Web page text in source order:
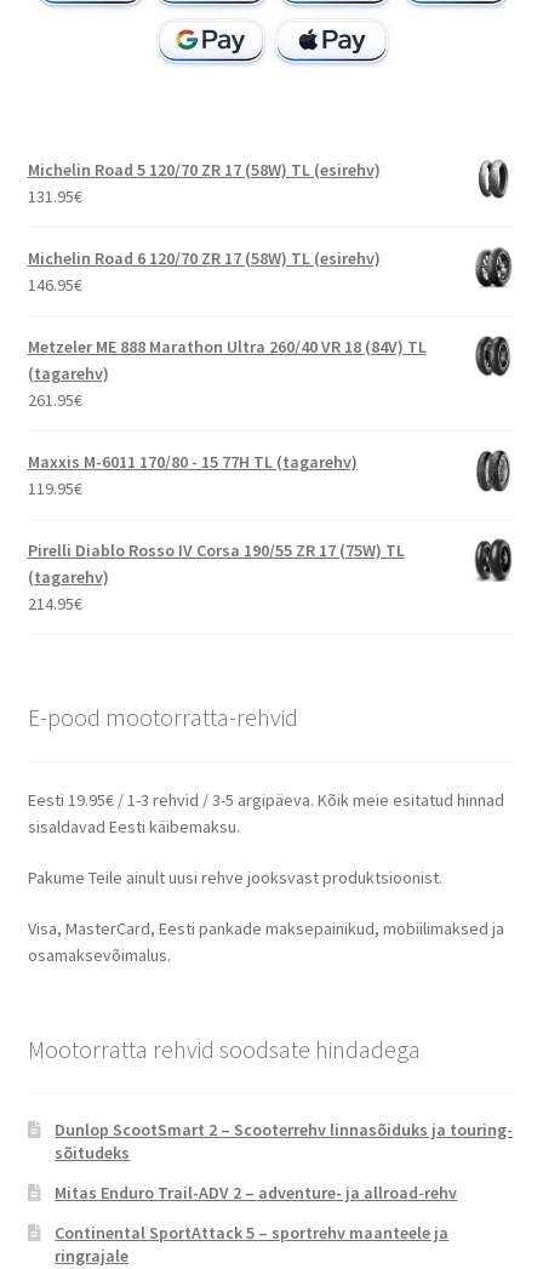
Michelin Road 5 120/70 ZR 17 (58W) TL (esirehv)
131.95€
Michelin Road 6 120/70 ZR 17 (58W) TL (esirehv)
146.95€
Metzeler ME 888 Marathon Ultra 260/40 VR 18 (84V) TL
(tagarehv)
261.95€
Maxxis M-6011 170/80 - 15 77H TL (tagarehv)
119.95€
Pirelli Diablo Rosso IV Corsa 190/55 ZR 17 (75W) TL
(tagarehv)
214.95€
E-pood mootorratta-rehvid
Eesti 19.95€ / 1-3 rehvid / 3-5 argipäeva. Kõik meie esitatud hinnad
sisaldavad Eesti käibemaksu.
Pakume Teile ainult uusi rehve jooksvast produktsioonist.
Visa, MasterCard, Eesti pankade maksepainikud, mobiilimaksed ja
osamaksevõimalus.
Mootorratta rehvid soodsate hindadega
Dunlop ScootSmart 2 – Scooterrehv linnasõiduks ja touring-
sõitudeks
Mitas Enduro Trail-ADV 2 – adventure- ja allroad-rehv
Continental SportAttack 5 – sportrehv maanteele ja
ringrajale